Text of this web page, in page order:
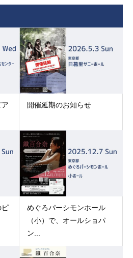
開催延期のお知らせ
ピ
めぐろパーシモンホール
（小）で、オールショパ
ン...